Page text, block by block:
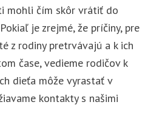
mohli čím skôr vrátiť do
je zrejmé, že príčiny, pre
z rodiny pretrvávajú a k ich
čase, vedieme rodičov k
dieťa môže vyrastať v
kontakty s našimi